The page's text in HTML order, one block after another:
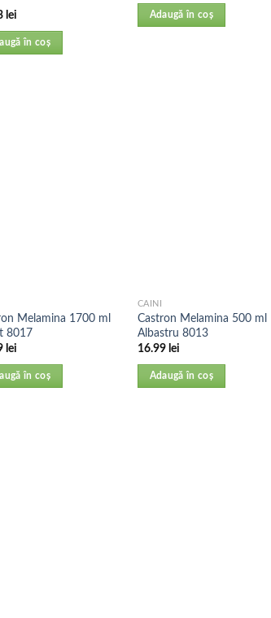
la
lei
în coș
Adaugă în coș
Melamina 1700 ml
8017
lei
în coș
CAINI
Castron Melamina 500 ml
Albastru 8013
16.99 lei
Adaugă în coș